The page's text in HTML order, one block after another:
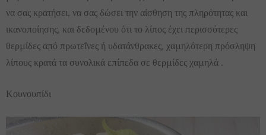
να σας κρατήσει, να σας δώσει την αίσθηση της πληρότητας και
ικανοποίησης, και δεδομένου ότι το λίπος έχει περισσότερες
θερμίδες από πρωτεΐνες ή υδατάνθρακες, χαμηλότερη πρόσληψη
λίπους κρατά τα συνολικά επίπεδα σε θερμίδες χαμηλά .
Κουνουπίδι